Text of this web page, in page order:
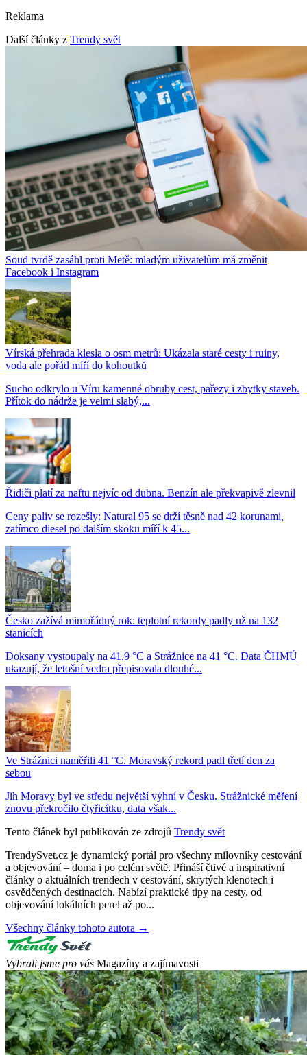
Reklama
Další články z Trendy svět
Soud tvrdě zasáhl proti Metě: mladým uživatelům má změnit
Facebook i Instagram
Vírská přehrada klesla o osm metrů: Ukázala staré cesty i ruiny,
voda ale pořád míří do kohoutků
Sucho odkrylo u Víru kamenné obruby cest, pařezy i zbytky staveb.
Přítok do nádrže je velmi slabý,...
Řidiči platí za naftu nejvíc od dubna. Benzín ale překvapivě zlevnil
Ceny paliv se rozešly: Natural 95 se drží těsně nad 42 korunami,
zatímco diesel po dalším skoku míří k 45...
Česko zažívá mimořádný rok: teplotní rekordy padly už na 132
stanicích
Doksany vystoupaly na 41,9 °C a Strážnice na 41 °C. Data ČHMÚ
ukazují, že letošní vedra přepisovala dlouhé...
Ve Strážnici naměřili 41 °C. Moravský rekord padl třetí den za
sebou
Jih Moravy byl ve středu největší výhní v Česku. Strážnické měření
znovu překročilo čtyřicítku, data však...
Tento článek byl publikován ze zdrojů Trendy svět
TrendySvet.cz je dynamický portál pro všechny milovníky cestování
a objevování – doma i po celém světě. Přináší čtivé a inspirativní
články o aktuálních trendech v cestování, skrytých klenotech i
osvědčených destinacích. Nabízí praktické tipy na cesty, od
objevování lokálních perel až po...
Všechny články tohoto autora →
Vybrali jsme pro vás Magazíny a zajímavosti